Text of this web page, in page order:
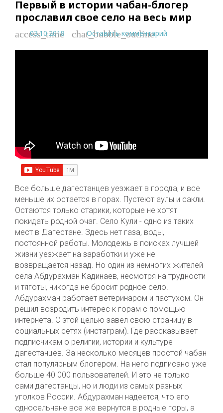
Первый в истории чабан-блогер
прославил свое село на весь мир
access_time
03.10.2018 chat_bubble_outline
Оставить комментарий
Все больше дагестанцев уезжает в города, и все
меньше их остается в горах. Пустеют аулы и сакли.
Остаются только старики, которые не хотят
покидать родной очаг. Село Кули - одно из таких
мест в Дагестане. Здесь нет газа, воды,
постоянной работы. Молодежь в поисках лучшей
жизни уезжает на заработки и уже не
возвращается назад. Но один из немногих жителей
села Абдурахман Кадинаев, несмотря на трудности
и тяготы, никогда не бросит родное село.
Абдурахман работает ветеринаром и пастухом. Он
решил возродить интерес к горам с помощью
интернета. С этой целью завел свою страницу в
социальных сетях (инстаграм). Где рассказывает
подписчикам о религии, истории и культуре
дагестанцев. За несколько месяцев простой чабан
стал популярным блогером. На него подписано уже
больше 40 000 пользователей. И это не только
сами дагестанцы, но и люди из самых разных
уголков России. Абдурахман надеется, что его
односельчане все же вернутся в родные горы, а